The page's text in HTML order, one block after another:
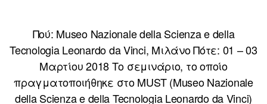
Πού: Museo Nazionale della Scienza e della
Tecnologia Leonardo da Vinci, Μιλάνο Πότε: 01 – 03
Μαρτίου 2018 Το σεμινάριο, το οποίο
πραγματοποιήθηκε στο MUST (Museo Nazionale
della Scienza e della Tecnologia Leonardo da Vinci)